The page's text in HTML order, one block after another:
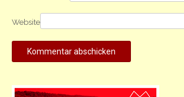
Website